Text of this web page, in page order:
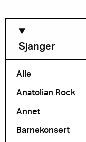
Sjanger
Alle
Anatolian Rock
Annet
Barnekonsert
Måned